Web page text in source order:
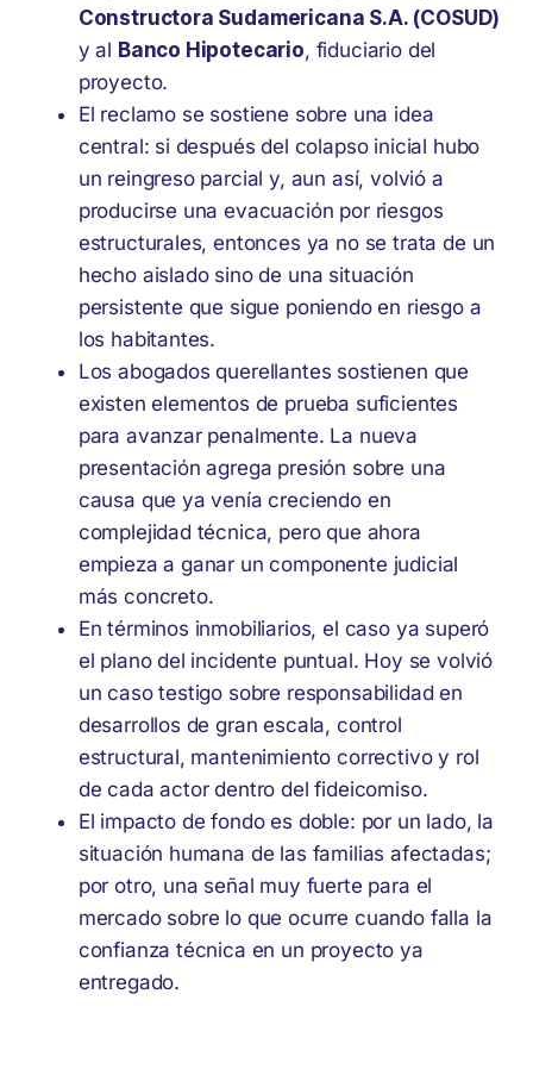
Constructora Sudamericana S.A. (COSUD)
y al Banco Hipotecario, fiduciario del
proyecto.
El reclamo se sostiene sobre una idea
central: si después del colapso inicial hubo
un reingreso parcial y, aun así, volvió a
producirse una evacuación por riesgos
estructurales, entonces ya no se trata de un
hecho aislado sino de una situación
persistente que sigue poniendo en riesgo a
los habitantes.
Los abogados querellantes sostienen que
existen elementos de prueba suficientes
para avanzar penalmente. La nueva
presentación agrega presión sobre una
causa que ya venía creciendo en
complejidad técnica, pero que ahora
empieza a ganar un componente judicial
más concreto.
En términos inmobiliarios, el caso ya superó
el plano del incidente puntual. Hoy se volvió
un caso testigo sobre responsabilidad en
desarrollos de gran escala, control
estructural, mantenimiento correctivo y rol
de cada actor dentro del fideicomiso.
El impacto de fondo es doble: por un lado, la
situación humana de las familias afectadas;
por otro, una señal muy fuerte para el
mercado sobre lo que ocurre cuando falla la
confianza técnica en un proyecto ya
entregado.